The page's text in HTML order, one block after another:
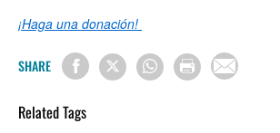
¡Haga una donación!
SHARE
Related Tags